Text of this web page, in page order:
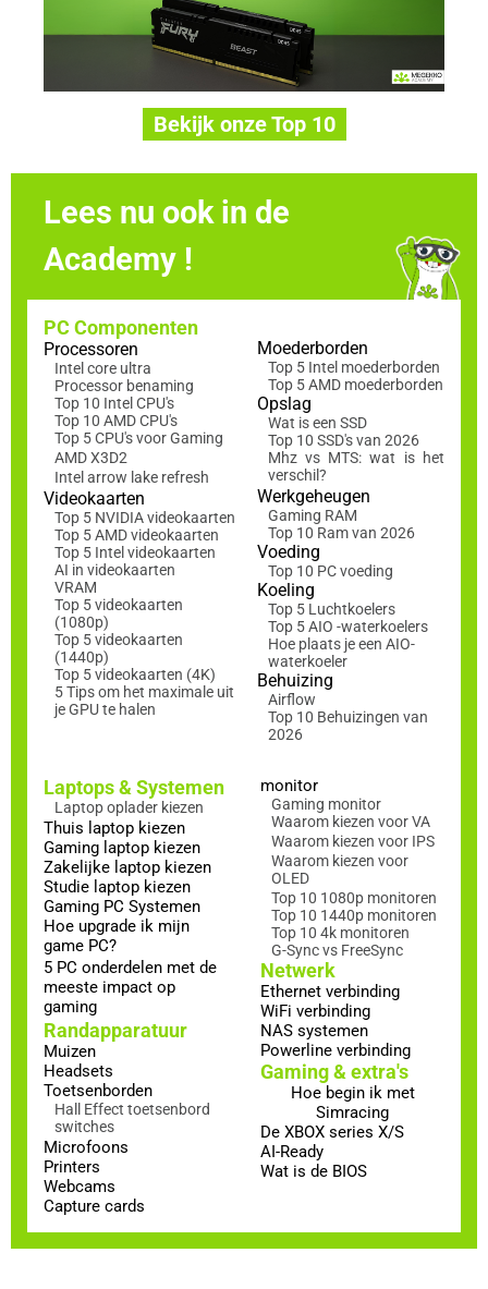
Bekijk onze Top 10
Lees nu ook in de
Academy !
PC Componenten
Processoren
Intel core ultra
Processor benaming
Top 10 Intel CPU's
Top 10 AMD CPU's
Top 5 CPU's voor Gaming
AMD X3D2
Intel arrow lake refresh
Videokaarten
Top 5 NVIDIA videokaarten
Top 5 AMD videokaarten
Top 5 Intel videokaarten
AI in videokaarten
VRAM
Top 5 videokaarten
(1080p)
Top 5 videokaarten
(1440p)
Top 5 videokaarten (4K)
5 Tips om het maximale uit
je GPU te halen
Moederborden
Top 5 Intel moederborden
Top 5 AMD moederborden
Opslag
Wat is een SSD
Top 10 SSD's van 2026
Mhz vs MTS: wat is het
verschil?
Werkgeheugen
Gaming RAM
Top 10 Ram van 2026
Voeding
Top 10 PC voeding
Koeling
Top 5 Luchtkoelers
Top 5 AIO -waterkoelers
Hoe plaats je een AIO-
waterkoeler
Behuizing
Airflow
Top 10 Behuizingen van
2026
Laptops & Systemen
Laptop oplader kiezen
Thuis laptop kiezen
Gaming laptop kiezen
Zakelijke laptop kiezen
Studie laptop kiezen
Gaming PC Systemen
Hoe upgrade ik mijn
game PC?
5 PC onderdelen met de
meeste impact op
gaming
Randapparatuur
Muizen
Headsets
Toetsenborden
Hall Effect toetsenbord
switches
Microfoons
Printers
Webcams
Capture cards
monitor
Gaming monitor
Waarom kiezen voor VA
Waarom kiezen voor IPS
Waarom kiezen voor
OLED
Top 10 1080p monitoren
Top 10 1440p monitoren
Top 10 4k monitoren
G-Sync vs FreeSync
Netwerk
Ethernet verbinding
WiFi verbinding
NAS systemen
Powerline verbinding
Gaming & extra's
Hoe begin ik met
Simracing
De XBOX series X/S
AI-Ready
Wat is de BIOS